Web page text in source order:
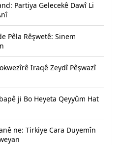
Partiya Gelecekê Dawî Li
Pêla Rêşwetê: Sinem
Iraqê Zeydî Pêşwazî
ji Bo Heyeta Qeyyûm Hat
ne: Tirkiye Cara Duyemîn